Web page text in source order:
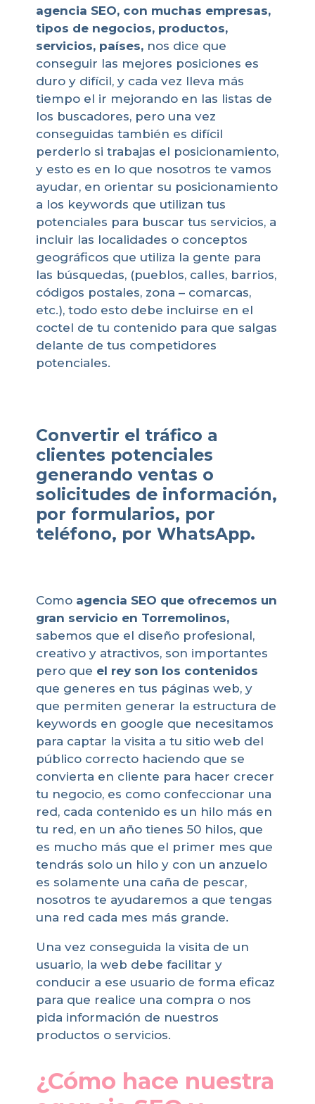
agencia SEO, con muchas empresas,
tipos de negocios, productos,
servicios, países, nos dice que
conseguir las mejores posiciones es
duro y difícil, y cada vez lleva más
tiempo el ir mejorando en las listas de
los buscadores, pero una vez
conseguidas también es difícil
perderlo si trabajas el posicionamiento,
y esto es en lo que nosotros te vamos
ayudar, en orientar su posicionamiento
a los keywords que utilizan tus
potenciales para buscar tus servicios, a
incluir las localidades o conceptos
geográficos que utiliza la gente para
las búsquedas, (pueblos, calles, barrios,
códigos postales, zona – comarcas,
etc.), todo esto debe incluirse en el
coctel de tu contenido para que salgas
delante de tus competidores
potenciales.
Convertir el tráfico a
clientes potenciales
generando ventas o
solicitudes de información,
por formularios, por
teléfono, por WhatsApp.
Como agencia SEO que ofrecemos un
gran servicio en Torremolinos,
sabemos que el diseño profesional,
creativo y atractivos, son importantes
pero que el rey son los contenidos
que generes en tus páginas web, y
que permiten generar la estructura de
keywords en google que necesitamos
para captar la visita a tu sitio web del
público correcto haciendo que se
convierta en cliente para hacer crecer
tu negocio, es como confeccionar una
red, cada contenido es un hilo más en
tu red, en un año tienes 50 hilos, que
es mucho más que el primer mes que
tendrás solo un hilo y con un anzuelo
es solamente una caña de pescar,
nosotros te ayudaremos a que tengas
una red cada mes más grande.
Una vez conseguida la visita de un
usuario, la web debe facilitar y
conducir a ese usuario de forma eficaz
para que realice una compra o nos
pida información de nuestros
productos o servicios.
¿Cómo hace nuestra